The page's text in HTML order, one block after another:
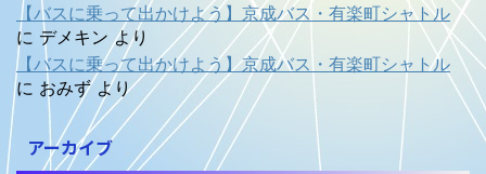
【バスに乗って出かけよう】京成バス・有楽町シャトル
に デメキン より
【バスに乗って出かけよう】京成バス・有楽町シャトル
に おみずより
アーカイブ